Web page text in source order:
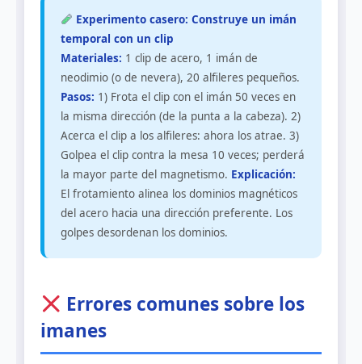
Experimento casero: Construye un imán
temporal con un clip
Materiales: 1 clip de acero, 1 imán de
neodimio (o de nevera), 20 alfileres pequeños.
Pasos: 1) Frota el clip con el imán 50 veces en
la misma dirección (de la punta a la cabeza). 2)
Acerca el clip a los alfileres: ahora los atrae. 3)
Golpea el clip contra la mesa 10 veces; perderá
la mayor parte del magnetismo. Explicación:
El frotamiento alinea los dominios magnéticos
del acero hacia una dirección preferente. Los
golpes desordenan los dominios.
Errores comunes sobre los
imanes